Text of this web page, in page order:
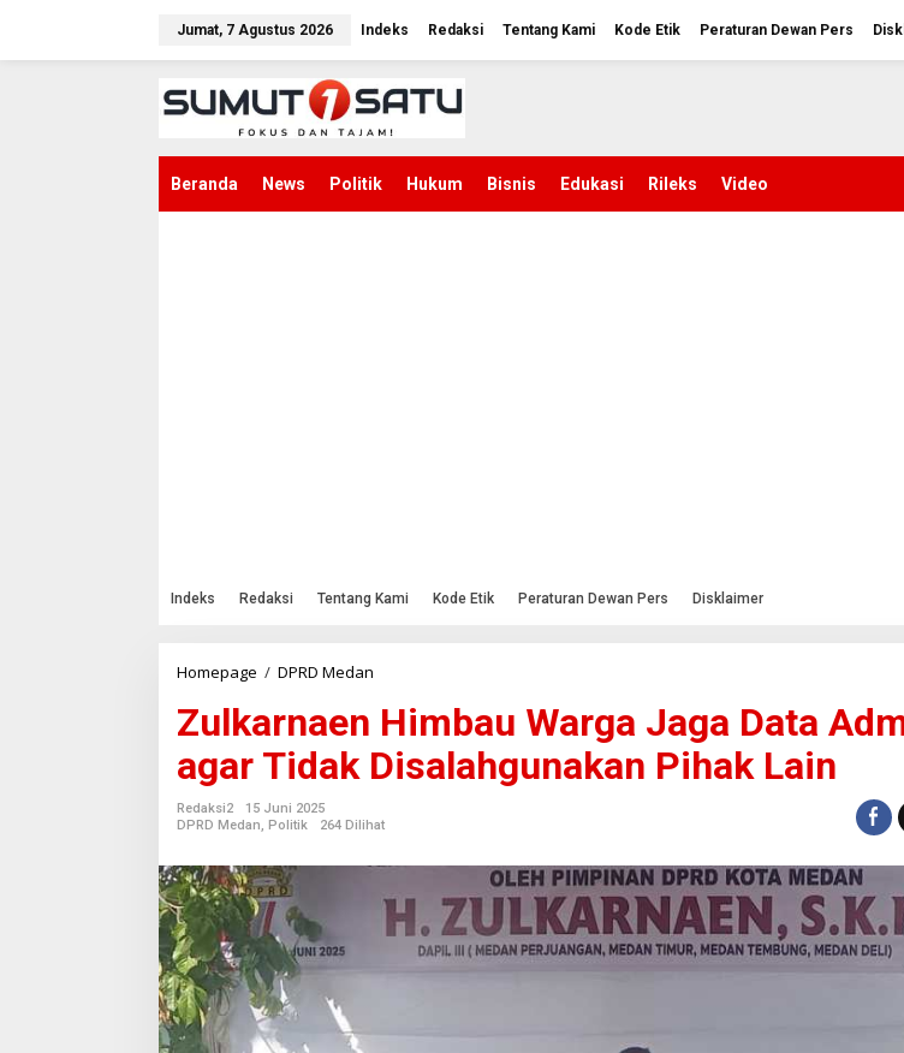
Jumat, 7 Agustus 2026 Indeks Redaksi Tentang Kami Kode Etik Peraturan Dewan Pers
Beranda News Politik Hukum Bisnis Edukasi Rileks Video
Indeks Redaksi Tentang Kami Kode Etik Peraturan Dewan Pers Disklaimer
Homepage / DPRD Medan
a
r
a
n
m
a
Zulkarnaen Himbau Warga Jaga Data
agar Tidak Disalahgunakan Pihak Lain
Redaksi2
15 Juni 2025
DPRD Medan, Politik 264 Dilihat